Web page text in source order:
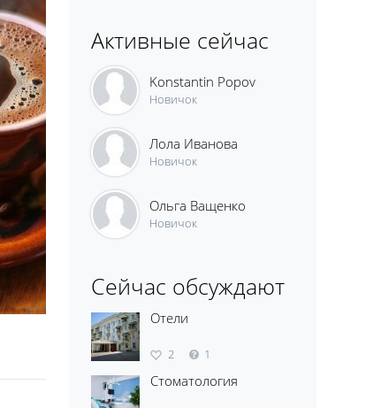
Активные сейчас
Konstantin Popov
Новичок
Лола Иванова
Новичок
Ольга Ващенко
Новичок
Сейчас обсуждают
Отели
2 1
Стоматология